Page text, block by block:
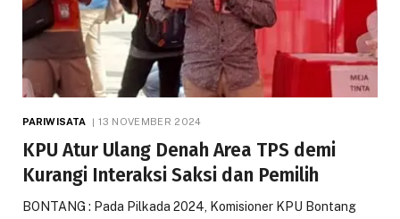
PARIWISATA 13 NOVEMBER 2024
KPU Atur Ulang Denah Area TPS demi
Kurangi Interaksi Saksi dan Pemilih
BONTANG : Pada Pilkada 2024, Komisioner KPU Bontang